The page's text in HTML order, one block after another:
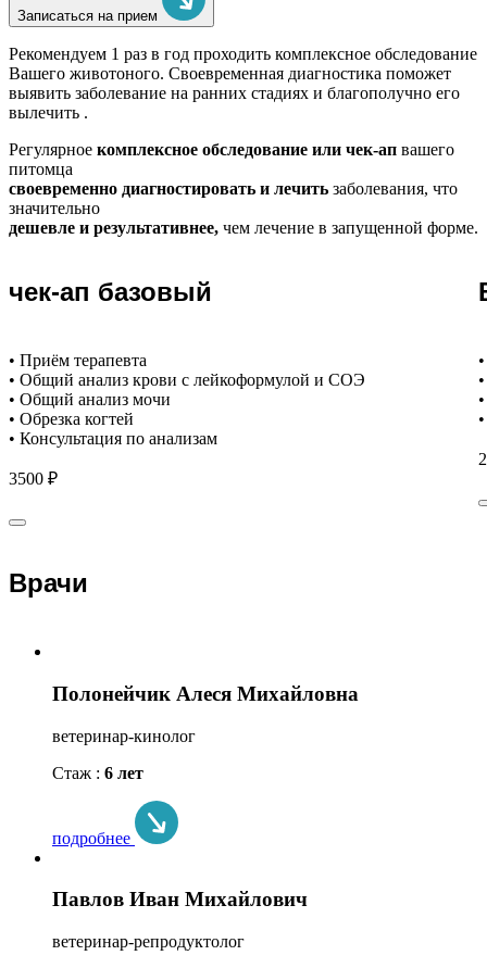
Записаться на прием
Рекомендуем 1 раз в год проходить комплексное обследование
Вашего животоного. Своевременная диагностика поможет
выявить заболевание на ранних стадиях и благополучно его
вылечить .
Регулярное комплексное обследование или чек-ап вашего
питомца
своевременно диагностировать и лечить заболевания, что
значительно
дешевле и результативнее, чем лечение в запущенной форме.
чек-ап базовый
• Приём терапевта
• Общий анализ крови с лейкоформулой и СОЭ
• Общий анализ мочи
• Обрезка когтей
• Консультация по анализам
3500 ₽
Врачи
Полонейчик Алеся Михайловна
ветеринар-кинолог
Стаж : 6 лет
подробнее
Павлов Иван Михайлович
ветеринар-репродуктолог